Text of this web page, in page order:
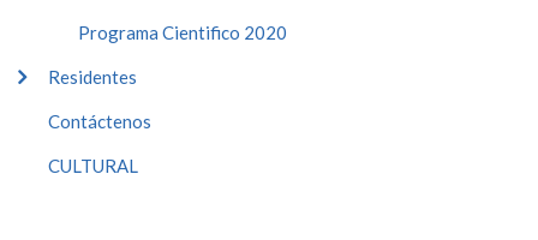
Programa Cientifico 2020
Residentes
Contáctenos
CULTURAL